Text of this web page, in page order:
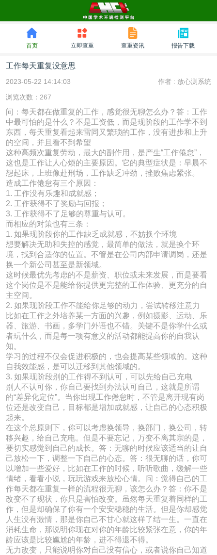
首页 立即查重 查重资讯 报告下载
工作每天重复没意思
2023-05-22 14:14:03 作者 : 放心测系统
浏览次数：267
问：每天都在做重复的工作，感觉很无聊怎么办？答：工作
中最可怕的是什么？不是工资低，而是现阶段的工作学不到
东西，每天重复看起来雷同又繁琐的工作，没有进步和上升
的空间，并且看不到希望
这种高频次重复劳动，最大的副作用，是产生“工作倦怠”，
这也是工作让人心烦的主要原因。它的典型症状是：早晨不
想起床，上班像赴刑场，工作缺乏冲劲，挫败焦虑紧张。
造成工作倦怠有三个原因：
1. 工作没有乐趣和成就感；
2. 工作获得不了奖励与回报；
3. 工作获得不了足够的尊重与认可。
而相应的对策也有三条：
1. 如果现阶段你的工作缺乏成就感，不妨换个环境
想要解决无助和失控的感觉，最简单的做法，就是换个环
境，找到合适你的位置。不管是在公司内部申请调岗，还是
换一个新公司甚至是新领域。
这时候最优先考虑的不是薪资、职位或未来发展，而是要看
这个岗位是不是能给你提供更完整的工作体验、更充分的自
主空间。
2. 如果现阶段工作不能给你足够的动力，尝试转移注意力
比如在工作之外培养某一方面的兴趣，例如摄影、运动、乐
器、旅游、书画，多学门外语也不错。关键不是你学什么或
者玩什么，而是每一项有意义的活动都能提高你的自我认
知。
学习的过程不仅会促进积极的，也会提高某些领域的。这种
自我效能感，是可以迁移到其他领域的。
3. 如果现阶段别的工作得不到认可，可以先给自己充电
别人不认可你，你自己要找到办法认可自己，这就是所谓
的“差异化定位”。当你出现工作倦怠时，不管是离开现有岗
位还是改变自己，目标都是增加成就感，让自己的心态积极
起来。
在这个总原则下，你可以考虑换领导，换部门，换公司，转
移兴趣，给自己充电。但是不要忘记，万变不离其宗的是，
要切实感觉到自己的成长。答：无聊的时候应该适当的让自
己放松一下，调整一下自己的心态。答：很无聊的话，你可
以增加一些爱好，比如在工作的时候，听听歌曲，缓解一些
情绪，看看小说，玩玩游戏来放松心情。问：觉得自己的工
作每天都在重复一样的流程很无聊，该怎么办？答：你不是
改变不了现状，你只是害怕改变。虽然每天重复着同样的工
作，但是却确保了你有一个安安稳稳的生活。但是你却感觉
人生没有激情，那是你自己不甘心就这样了结一生。一直在
消耗生命，那说明你现在对你的年龄比较紧张在意，你的年
龄应该是比较尴尬的年龄，进不得退不得。
无力改变，只能说明你对自己没有信心，或者说你自己知道